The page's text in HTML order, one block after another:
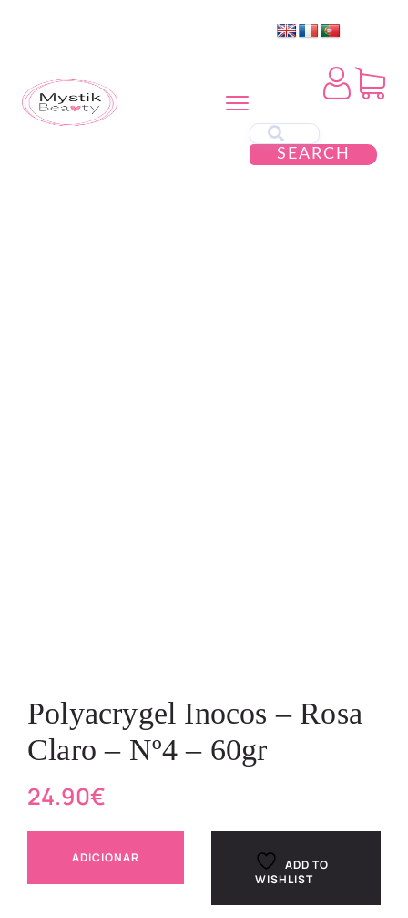
SEARCH
Polyacrygel Inocos – Rosa
Claro – Nº4 – 60gr
24.90€
ADICIONAR
ADD TO
WISHLIST